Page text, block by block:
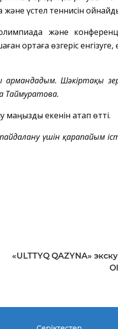
және үстел теннисін
және
ортаға өзгеріс
армандадым.Шәкіртақы
Таймуратова.
маңызды екенін атап өтті.
үшін қарапайым
«ULTTYQ QAZYNA»